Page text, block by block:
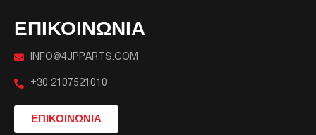
ΕΠΙΚΟΙΝΩΝΙΑ
INFO@4JPPARTS.COM
+30 2107521010
ΕΠΙΚΟΙΝΩΝΙΑ